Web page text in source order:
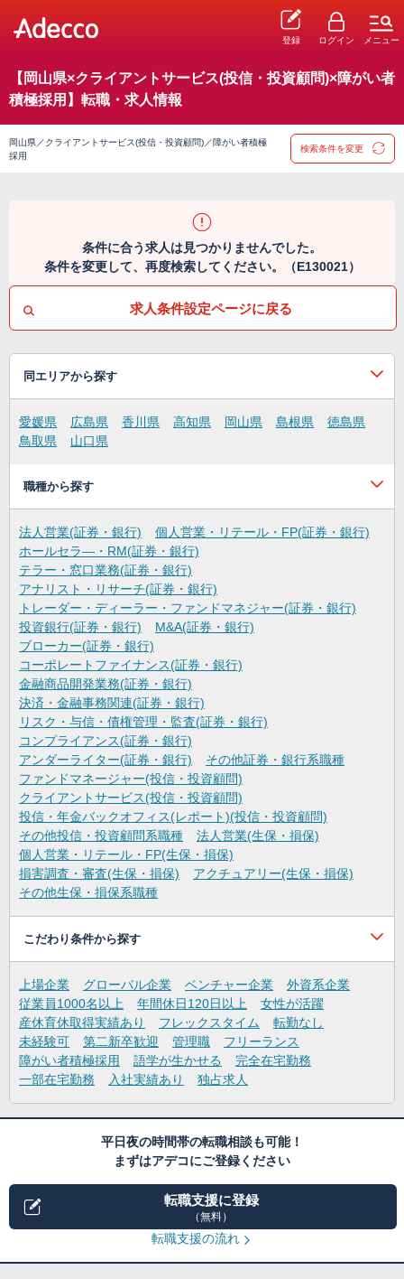
登録 ログイン メニュー
【岡山県×クライアントサービス(投信・投資顧問)×障がい者
積極採用】転職・求人情報
岡山県／クライアントサービス(投信・投資顧問)／障がい者積極
採用
検索条件を変更
条件に合う求人は見つかりませんでした。
条件を変更して、再度検索してください。（E130021）
求人条件設定ページに戻る
同エリアから探す
愛媛県 広島県 香川県 高知県 岡山県 島根県
徳島県
鳥取県
山口県
職種から探す
法人営業(証券・銀行)
個人営業・リテール・FP(証券・銀行)
ホールセラ―・RM(証券・銀行)
テラー・窓口業務(証券・銀行)
アナリスト・リサーチ(証券・銀行)
トレーダー・ディーラー・ファンドマネジャー(証券・銀行)
投資銀行(証券・銀行)
M&A(証券・銀行)
ブローカー(証券・銀行)
コーポレートファイナンス(証券・銀行)
金融商品開発業務(証券・銀行)
決済・金融事務関連(証券・銀行)
リスク・与信・債権管理・監査(証券・銀行)
コンプライアンス(証券・銀行)
アンダーライター(証券・銀行)
その他証券・銀行系職種
ファンドマネージャー(投信・投資顧問)
クライアントサービス(投信・投資顧問)
投信・年金バックオフィス(レポート)(投信・投資顧問)
その他投信・投資顧問系職種
法人営業(生保・損保)
個人営業・リテール・FP(生保・損保)
損害調査・審査(生保・損保)
アクチュアリー(生保・損保)
その他生保・損保系職種
こだわり条件から探す
上場企業 グローバル企業 ベンチャー企業
外資系企業
従業員1000名以上
年間休日120日以上
女性が活躍
産休育休取得実績あり
フレックスタイム
転勤なし
未経験可
第二新卒歓迎 管理職
フリーランス
障がい者積極採用
語学が生かせる
完全在宅勤務
一部在宅勤務
入社実績あり 独占求人
平日夜の時間帯の転職相談も可能！
まずはアデコにご登録ください
転職支援に登録
（無料）
転職支援の流れ